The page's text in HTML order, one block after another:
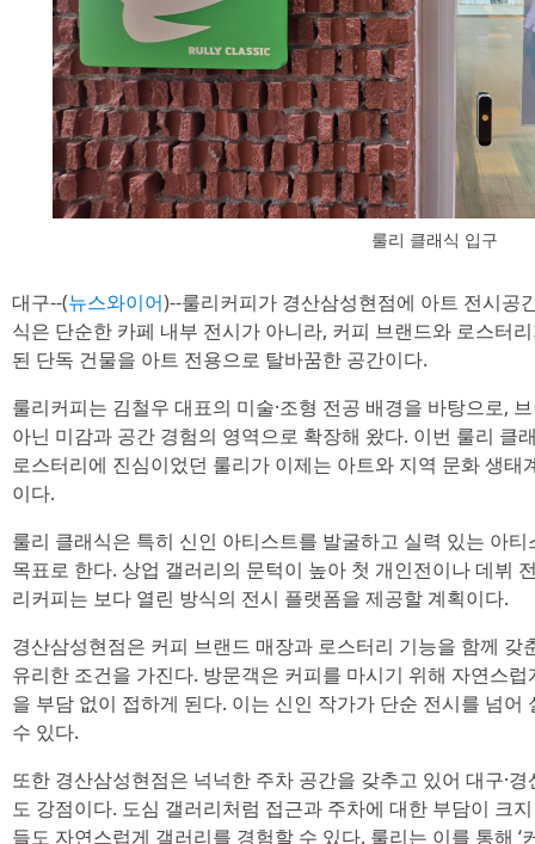
룰리 클래식 입구
대구--(뉴스와이어)--룰리커피가 경산삼성현점에 아트 전시공
식은 단순한 카페 내부 전시가 아니라, 커피 브랜드와 로스터
된 단독 건물을 아트 전용으로 탈바꿈한 공간이다.
룰리커피는 김철우 대표의 미술·조형 전공 배경을 바탕으로,
아닌 미감과 공간 경험의 영역으로 확장해 왔다. 이번 룰리 클
로스터리에 진심이었던 룰리가 이제는 아트와 지역 문화 생
이다.
룰리 클래식은 특히 신인 아티스트를 발굴하고 실력 있는 아
목표로 한다. 상업 갤러리의 문턱이 높아 첫 개인전이나 데뷔
리커피는 보다 열린 방식의 전시 플랫폼을 제공할 계획이다.
경산삼성현점은 커피 브랜드 매장과 로스터리 기능을 함께
유리한 조건을 가진다. 방문객은 커피를 마시기 위해 자연스
을 부담 없이 접하게 된다. 이는 신인 작가가 단순 전시를 넘
수 있다.
또한 경산삼성현점은 넉넉한 주차 공간을 갖추고 있어 대구·
도 강점이다. 도심 갤러리처럼 접근과 주차에 대한 부담이 크
들도 자연스럽게 갤러리를 경험할 수 있다. 룰리는 이를 통해